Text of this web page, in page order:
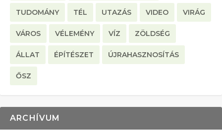
TUDOMÁNY TÉL UTAZÁS VIDEO VIRÁG
VÁROS VÉLEMÉNY VÍZ ZÖLDSÉG
ÁLLAT ÉPÍTÉSZET ÚJRAHASZNOSÍTÁS
ŐSZ
ARCHÍVUM